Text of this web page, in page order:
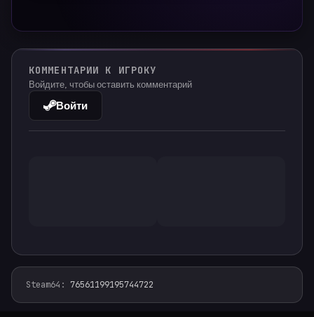
КОММЕНТАРИИ К ИГРОКУ
Войдите, чтобы оставить комментарий
Войти
Steam64 : 76561199195744722